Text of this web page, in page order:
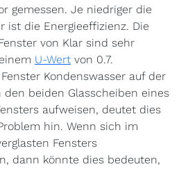
gemessen. Je niedriger die
ist die Energieeffizienz. Die
von Klar sind sehr
U-Wert von 0.7.
Kondenswasser auf der
beiden Glasscheiben eines
aufweisen, deutet dies
hin. Wenn sich im
Fensters
dann könnte dies bedeuten,